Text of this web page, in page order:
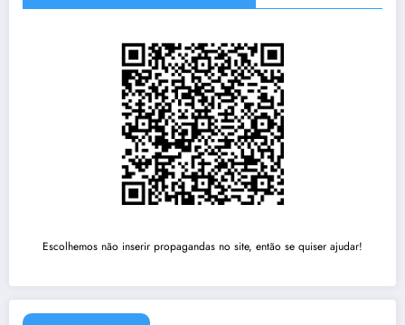
Escolhemos não inserir propagandas no site, então se quiser ajudar!